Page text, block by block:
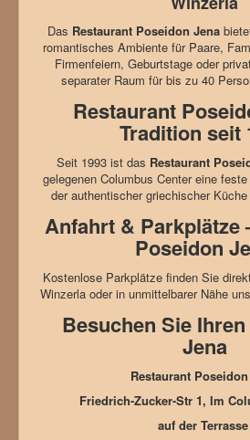
Das Restaurant Poseidon Jena
romantisches Ambiente für Paare,
Firmenfeiern, Geburtstage oder
separater Raum für bis zu 40
Restaurant
Tradition seit
Seit 1993 ist das Restaurant
gelegenen Columbus Center eine
der authentischer griechischer
Anfahrt & Parkplätze
Poseidon
Kostenlose Parkplätze finden Sie
Winzerla oder in unmittelbarer Nähe
Besuchen Sie
Jena
Restaurant
Friedrich-Zucker-Str 1, Im
auf der Terrasse